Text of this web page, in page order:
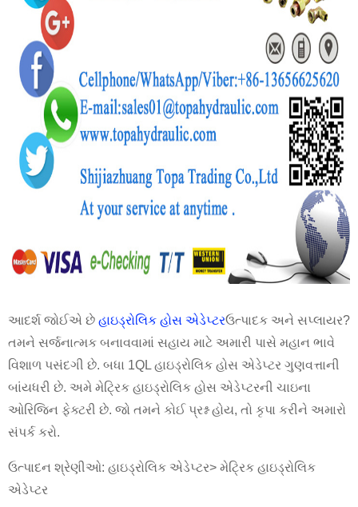
આદર્શ જોઈએ છે હાઇડ્રોલિક હોસ એડેપ્ટરઉત્પાદક અને સપ્લાયર?
તમને સર્જનાત્મક બનાવવામાં સહાય માટે અમારી પાસે મહાન ભાવે
વિશાળ પસંદગી છે. બધા 1QL હાઇડ્રોલિક હોસ એડેપ્ટર ગુણવત્તાની
બાંયધરી છે. અમે મેટ્રિક હાઇડ્રોલિક હોસ એડેપ્ટરની ચાઇના
ઓરિજિન ફેક્ટરી છે. જો તમને કોઈ પ્રશ્ન હોય, તો કૃપા કરીને અમારો
સંપર્ક કરો.
ઉત્પાદન શ્રેણીઓ: હાઇડ્રોલિક એડેપ્ટર> મેટ્રિક હાઇડ્રોલિક
એડેપ્ટર